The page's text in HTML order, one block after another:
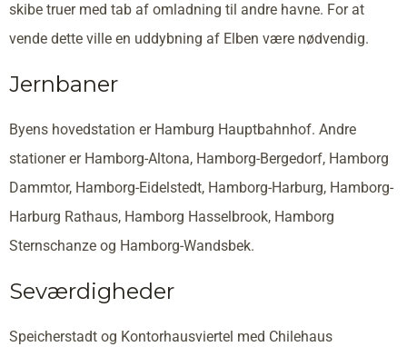
skibe truer med tab af omladning til andre havne. For at
vende dette ville en uddybning af Elben være nødvendig.
Jernbaner
Byens hovedstation er Hamburg Hauptbahnhof. Andre
stationer er Hamborg-Altona, Hamborg-Bergedorf, Hamborg
Dammtor, Hamborg-Eidelstedt, Hamborg-Harburg, Hamborg-
Harburg Rathaus, Hamborg Hasselbrook, Hamborg
Sternschanze og Hamborg-Wandsbek.
Seværdigheder
Speicherstadt og Kontorhausviertel med Chilehaus